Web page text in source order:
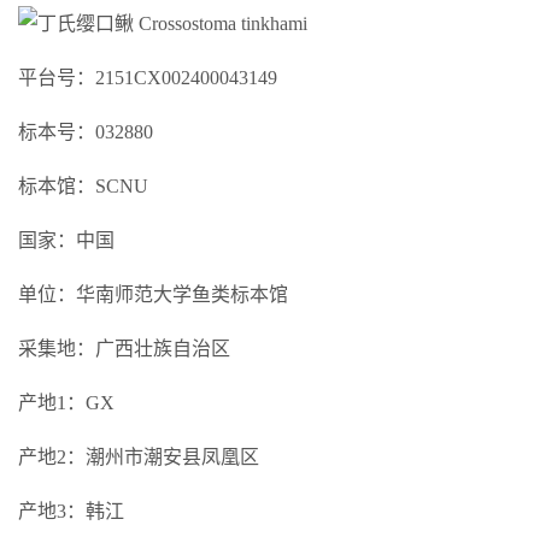
平台号：2151CX002400043149
标本号：032880
标本馆：SCNU
国家：中国
单位：华南师范大学鱼类标本馆
采集地：广西壮族自治区
产地1：GX
产地2：潮州市潮安县凤凰区
产地3：韩江